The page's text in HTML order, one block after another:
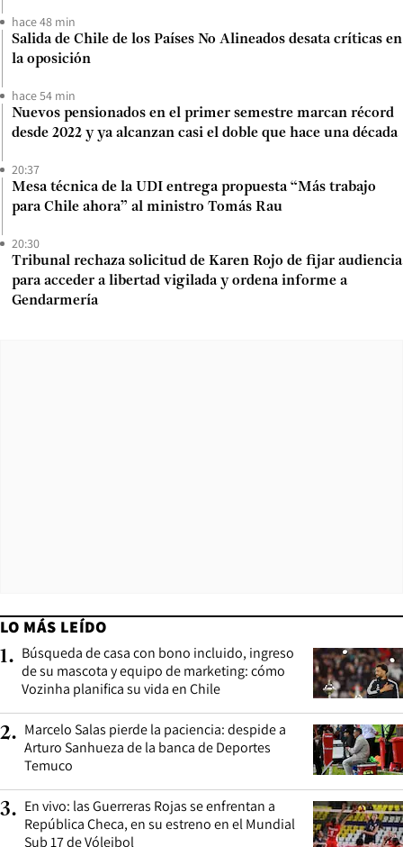
hace 48 min
Salida de Chile de los Países No Alineados desata críticas en
la oposición
hace 54 min
Nuevos pensionados en el primer semestre marcan récord
desde 2022 y ya alcanzan casi el doble que hace una década
20:37
Mesa técnica de la UDI entrega propuesta “Más trabajo
para Chile ahora” al ministro Tomás Rau
20:30
Tribunal rechaza solicitud de Karen Rojo de fijar audiencia
para acceder a libertad vigilada y ordena informe a
Gendarmería
LO MÁS LEÍDO
1. Búsqueda de casa con bono incluido, ingreso
de su mascota y equipo de marketing: cómo
Vozinha planifica su vida en Chile
2. Marcelo Salas pierde la paciencia: despide a
Arturo Sanhueza de la banca de Deportes
Temuco
3. En vivo: las Guerreras Rojas se enfrentan a
República Checa, en su estreno en el Mundial
Sub 17 de Vóleibol